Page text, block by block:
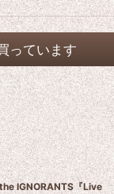
っています
the IGNORANTS『Live